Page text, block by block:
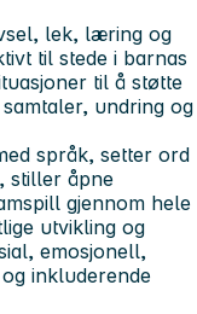
lek, læring og
til stede i barnas
til å støtte
undring og
språk, setter ord
stiller åpne
gjennom hele
utvikling og
emosjonell,
inkluderende